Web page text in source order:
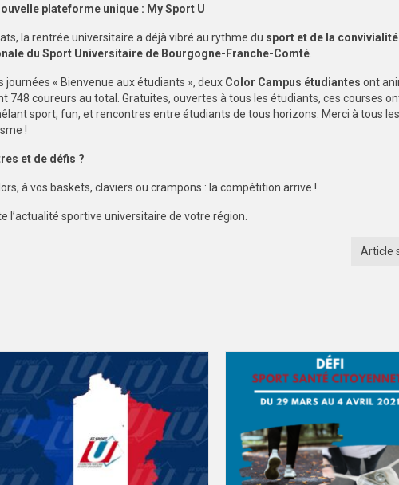
plateforme unique : My Sport U
la rentrée universitaire a déjà vibré au rythme du sport et de la convivialité
du Sport Universitaire de Bourgogne-Franche-Comté
journées « Bienvenue aux étudiants », deux Color Campus étudiantes ont
748 coureurs au total. Gratuites, ouvertes à tous les étudiants, ces courses
sport, fun, et rencontres entre étudiants de tous horizons. Merci à tous les
!
et de défis ?
à vos baskets, claviers ou crampons : la compétition arrive !
l’actualité sportive universitaire de votre région.
Article